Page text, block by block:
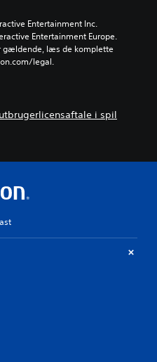
Entertainment Inc.
Entertainment Europe.
gældende, læs de komplette
legal.
i spil